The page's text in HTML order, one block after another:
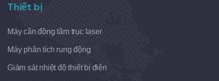
Thiết bị
Máy cân đồng tâm trục laser
Máy phân tích rung động
Giám sát nhiệt độ thiết bị điện